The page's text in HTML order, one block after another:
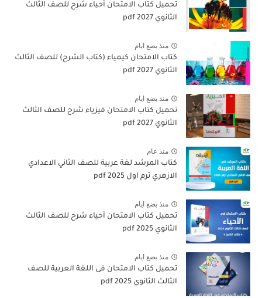
تحميل كتاب الامتحان أحياء شرح للصف الثالث
الثانوي 2027 pdf
منذ بضع ايام
كتاب الامتحان كيمياء (كتاب الشرح) للصف الثالث
الثانوي pdf 2027
منذ بضع ايام
تحميل كتاب الامتحان فيزياء شرح للصف الثالث
الثانوي 2027 pdf
منذ عام
كتاب المرشد لغة عربية للصف الثاني الاعدادي
الازهري ترم اول 2025 pdf
منذ بضع ايام
تحميل كتاب الامتحان أحياء شرح للصف الثالث
الثانوي 2025 pdf
منذ بضع ايام
تحميل كتاب الامتحان فى اللغة العربية للصف
الثالث الثانوي 2025 pdf